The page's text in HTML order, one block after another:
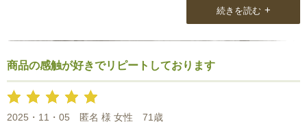
プレゼント用、自身用のお品、到着わくわくどきどき待ちました。
ご懇切丁寧な対応を
頂戴して希少な世界で1枚だけのお品到着してくださり、一生大切な
お品がプレゼント
有難うございます。
続きを読む +
商品の感触が好きでリピートしております
2025・11・05 匿名 様 女性
71歳